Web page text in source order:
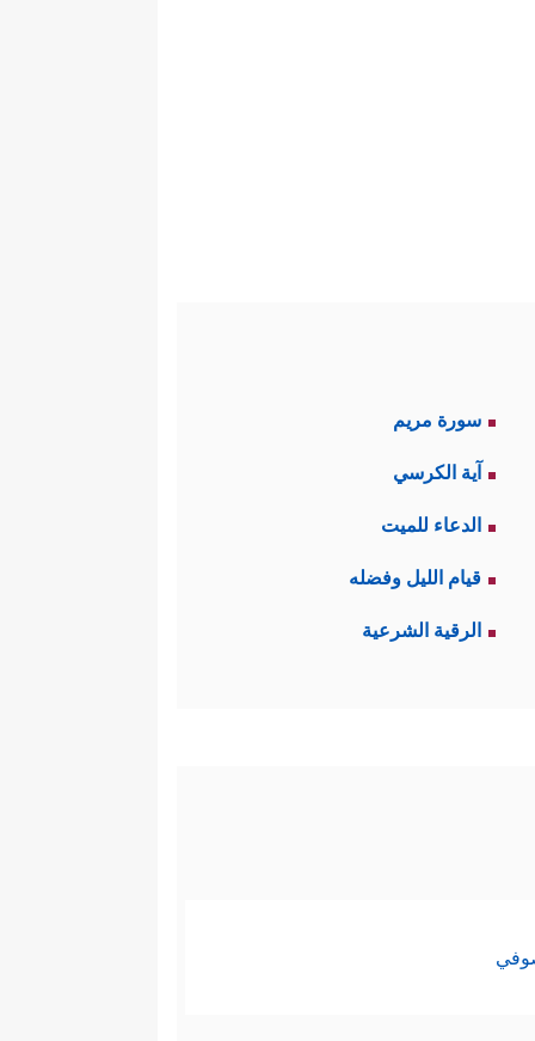
سورة مريم
آية الكرسي
الدعاء للميت
قيام الليل وفضله
الرقية الشرعية